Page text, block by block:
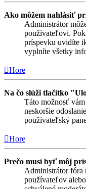
Ako môžem nahlásiť
Administrátor
používateľovi.
príspevku uvidíte
vyplníte všetky
Hore
Na čo slúži tlačítko
Táto možnosť
neskoršie
používateľský
Hore
Prečo musí byť môj
Administrátor fóra
používateľov